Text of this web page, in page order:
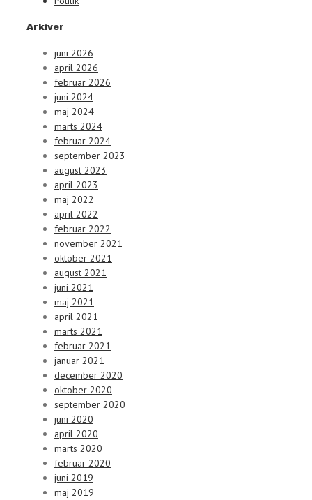
Arkiver
juni 2026
april 2026
februar 2026
juni 2024
maj 2024
marts 2024
februar 2024
september 2023
august 2023
april 2023
maj 2022
april 2022
februar 2022
november 2021
oktober 2021
august 2021
juni 2021
maj 2021
april 2021
marts 2021
februar 2021
januar 2021
december 2020
oktober 2020
september 2020
juni 2020
april 2020
marts 2020
februar 2020
juni 2019
maj 2019